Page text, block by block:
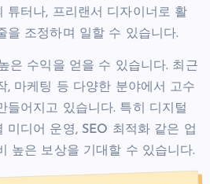
튜터나, 프리랜서 디자이너로 활
을 조정하며 일할 수 있습니다.
은 수익을 얻을 수 있습니다. 최근
, 마케팅 등 다양한 분야에서 고수
들어지고 있습니다. 특히 디지털
미디어 운영, SEO 최적화 같은 업
높은 보상을 기대할 수 있습니다.